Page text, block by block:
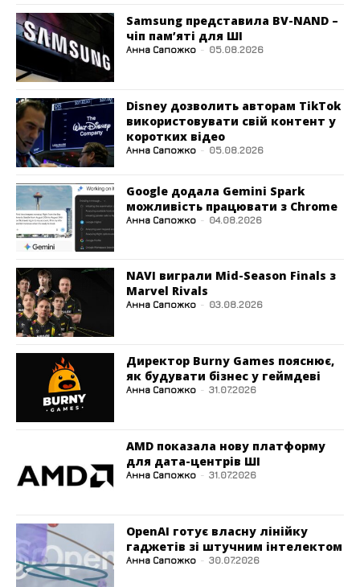
Samsung представила BV-NAND –
чіп пам’яті для ШІ
Анна Сапожко - 05.08.2026
Disney дозволить авторам TikTok
використовувати свій контент у
коротких відео
Анна Сапожко - 05.08.2026
Google додала Gemini Spark
можливість працювати з Chrome
Анна Сапожко - 04.08.2026
NAVI виграли Mid-Season Finals з
Marvel Rivals
Анна Сапожко - 03.08.2026
Директор Burny Games пояснює,
як будувати бізнес у геймдеві
Анна Сапожко - 31.07.2026
AMD показала нову платформу
для дата-центрів ШІ
Анна Сапожко - 31.07.2026
OpenAI готує власну лінійку
гаджетів зі штучним інтелектом
Анна Сапожко - 30.07.2026